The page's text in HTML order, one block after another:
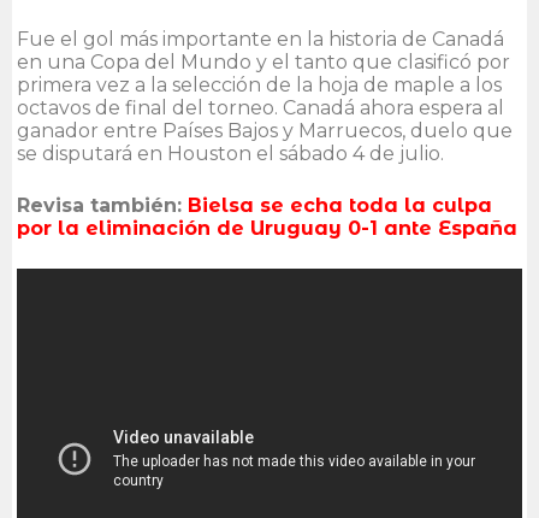
Fue el gol más importante en la historia de Canadá
en una Copa del Mundo y el tanto que clasificó por
primera vez a la selección de la hoja de maple a los
octavos de final del torneo. Canadá ahora espera al
ganador entre Países Bajos y Marruecos, duelo que
se disputará en Houston el sábado 4 de julio.
Revisa también: Bielsa se echa toda la culpa
por la eliminación de Uruguay 0-1 ante España